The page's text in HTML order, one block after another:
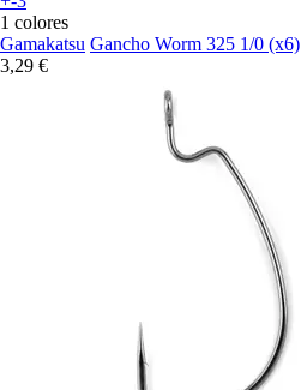
1 colores
Gamakatsu Gancho Worm 325 1/0 (x6)
3,29 €